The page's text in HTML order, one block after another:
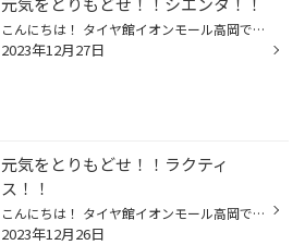
こんにちは！ タイヤ館イオンモール高岡です！！ 当店HPをご覧いただきありがとうございます(^^♪ 今年も残すところ5日・・早いものです。 本日はトヨタ・シエンタのバッテリー交換作業をご紹介☆ アイドリングストップ車対応バッテリー エナジーウィズ・エコロングセーブISに交換！ サイズはS-95です...
2023年12月27日
元気をとりもどせ！！ラクティ
ス！！
こんにちは！ タイヤ館イオンモール高岡です！！ 当店HPをご覧いただきありがとうございます(^^)/ 今回はトヨタ・ラクティスのバッテリー交換作業をご紹介☆ 交換前のバッテリーです。 2019年2月交換のバッテリーで4年以上使用されていました。 使用状況にもよりますが、3年を過ぎると バッテリーの...
2023年12月26日